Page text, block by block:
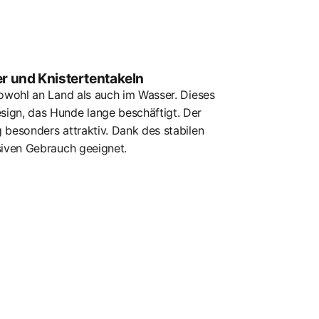
und Knistertentakeln
an Land als auch im Wasser. Dieses
das Hunde lange beschäftigt. Der
attraktiv. Dank des stabilen
Gebrauch geeignet.